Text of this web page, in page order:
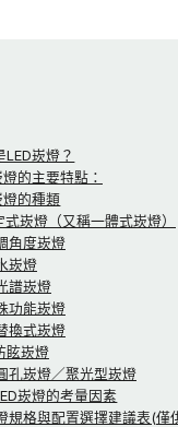
LED崁燈？
燈的主要特點：
燈的種類
式崁燈（又稱一體式崁燈）
角度崁燈
崁燈
譜崁燈
功能崁燈
換式崁燈
眩崁燈
孔崁燈／聚光型崁燈
崁燈的考量因素
規格與配置選擇建議表(僅